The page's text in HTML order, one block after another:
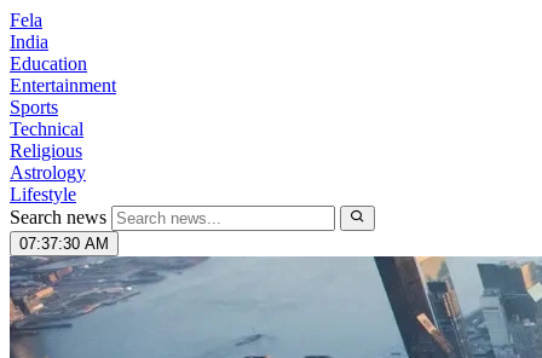
Fela
India
Education
Entertainment
Sports
Technical
Religious
Astrology
Lifestyle
Search news
07:37:31 AM